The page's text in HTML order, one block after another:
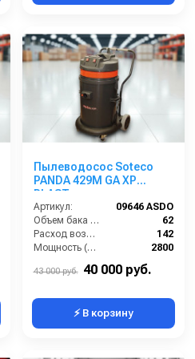
Пылеводосос Soteco
PANDA 429M GA XP
PLAST
Артикул:
09646 ASDO
Объем бака (л):
62
Расход воздуха (л/сек):
142
Мощность (Вт):
2800
43 000 руб. 40 000 руб.
⚡ В корзину